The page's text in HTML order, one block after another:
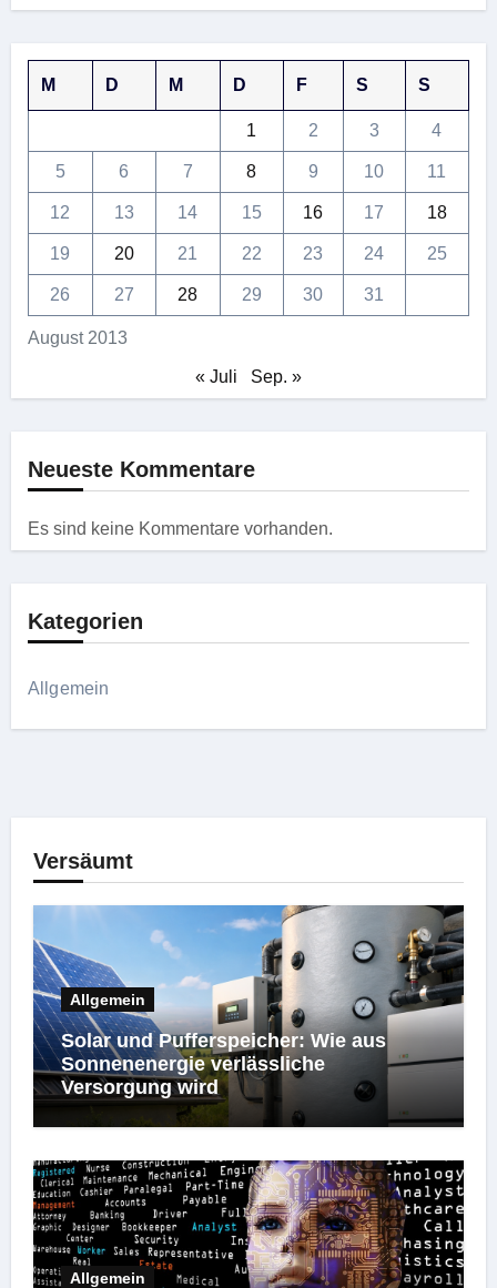
August 2013
M D M D F S S
1 2 3 4
5 6 7 8 9 10 11
12 13 14 15 16 17 18
19 20 21 22 23 24 25
26 27 28 29 30 31
« Juli Sep. »
Neueste Kommentare
Es sind keine Kommentare vorhanden.
Kategorien
Allgemein
Versäumt
Allgemein
Solar und Pufferspeicher: Wie aus
Sonnenenergie verlässliche
Versorgung wird
Allgemein